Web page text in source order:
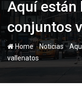
Aquí están
conjuntos
Home-Noticias-
vallenatos